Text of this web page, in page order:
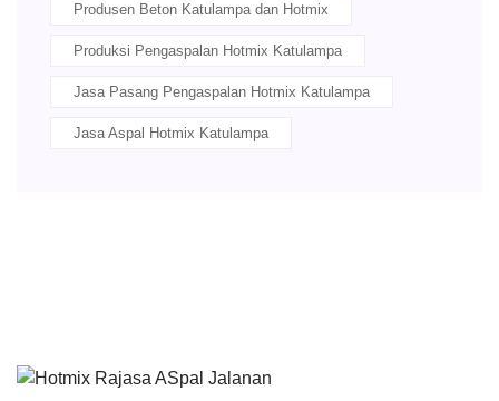
Produsen Beton Katulampa dan Hotmix
Produksi Pengaspalan Hotmix Katulampa
Jasa Pasang Pengaspalan Hotmix Katulampa
Jasa Aspal Hotmix Katulampa